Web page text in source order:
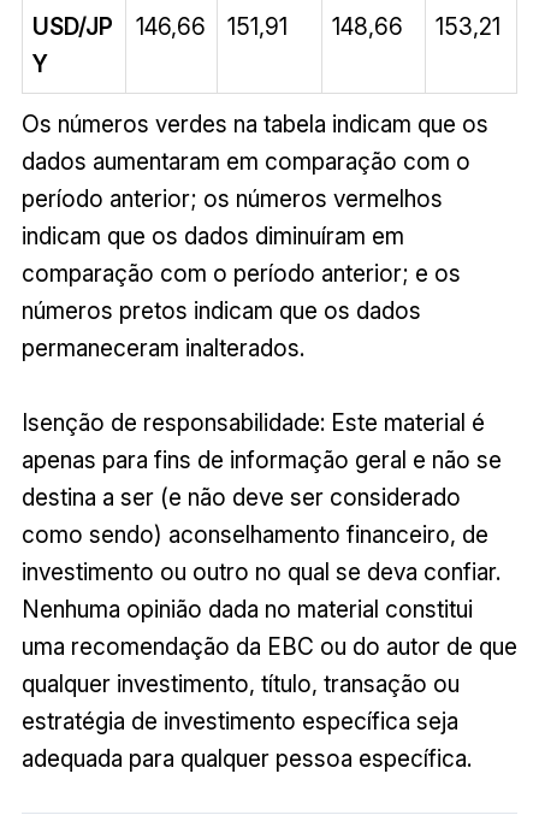
USD/JP
Y
146,66 151,91 148,66 153,21
Os números verdes na tabela indicam que os
dados aumentaram em comparação com o
período anterior; os números vermelhos
indicam que os dados diminuíram em
comparação com o período anterior; e os
números pretos indicam que os dados
permaneceram inalterados.
Isenção de responsabilidade: Este material é
apenas para fins de informação geral e não se
destina a ser (e não deve ser considerado
como sendo) aconselhamento financeiro, de
investimento ou outro no qual se deva confiar.
Nenhuma opinião dada no material constitui
uma recomendação da EBC ou do autor de que
qualquer investimento, título, transação ou
estratégia de investimento específica seja
adequada para qualquer pessoa específica.